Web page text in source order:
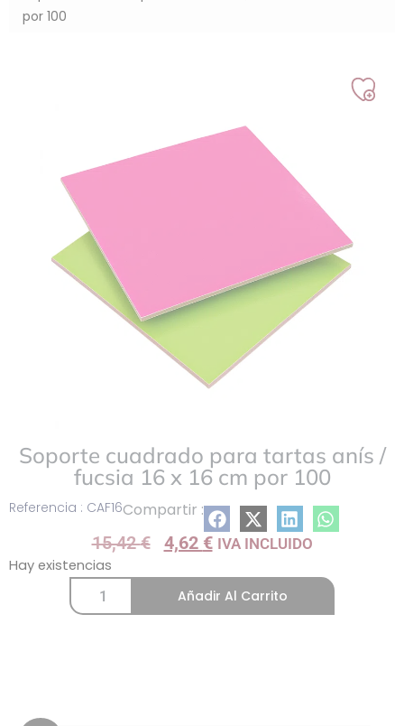
por 100
Referencia : CAF16Compartir :
Soporte cuadrado para tartas anís /
fucsia 16 x 16 cm por 100
15,42€ 4,62 € IVA INCLUIDO
Hay existencias
Añadir Al Carrito